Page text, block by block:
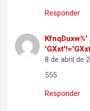
Responder
8 de abril de
555
Responder